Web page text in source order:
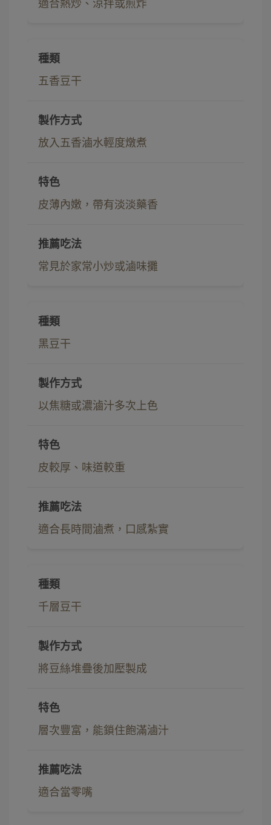
適合熱炒、涼拌或煎炸
五香豆干
放入五香滷水輕度燉煮
皮薄內嫩，帶有淡淡藥香
常見於家常小炒或滷味攤
黑豆干
以焦糖或濃滷汁多次上色
皮較厚、味道較重
適合長時間滷煮，口感紮實
千層豆干
將豆絲堆疊後加壓製成
層次豐富，能鎖住飽滿滷汁
適合當零嘴